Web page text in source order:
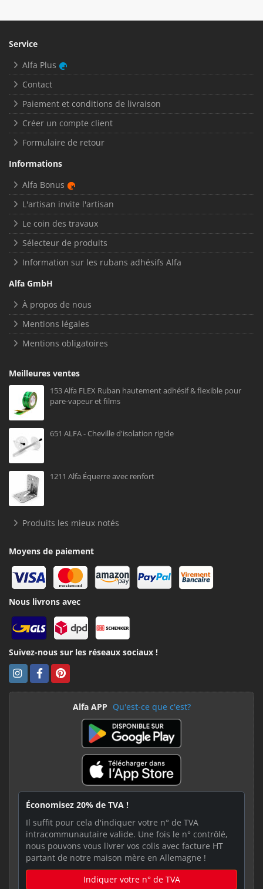
Service
Alfa Plus
Contact
Paiement et conditions de livraison
Créer un compte client
Formulaire de retour
Informations
Alfa Bonus
L'artisan invite l'artisan
Le coin des travaux
Sélecteur de produits
Information sur les rubans adhésifs Alfa
Alfa GmbH
À propos de nous
Mentions légales
Mentions obligatoires
Meilleures ventes
153 Alfa FLEX Ruban hautement adhésif & flexible pour
pare-vapeur et films
651 ALFA - Cheville d'isolation rigide
1211 Alfa Équerre avec renfort
Produits les mieux notés
Moyens de paiement
Nous livrons avec
Suivez-nous sur les réseaux sociaux !
Alfa APP Qu'est-ce que c'est?
Économisez 20% de TVA !
Il suffit pour cela d'indiquer votre n° de TVA
intracommunautaire valide. Une fois le n° contrôlé,
nous pouvons vous livrer vos colis avec facture HT
partant de notre maison mère en Allemagne !
Indiquer votre n° de TVA